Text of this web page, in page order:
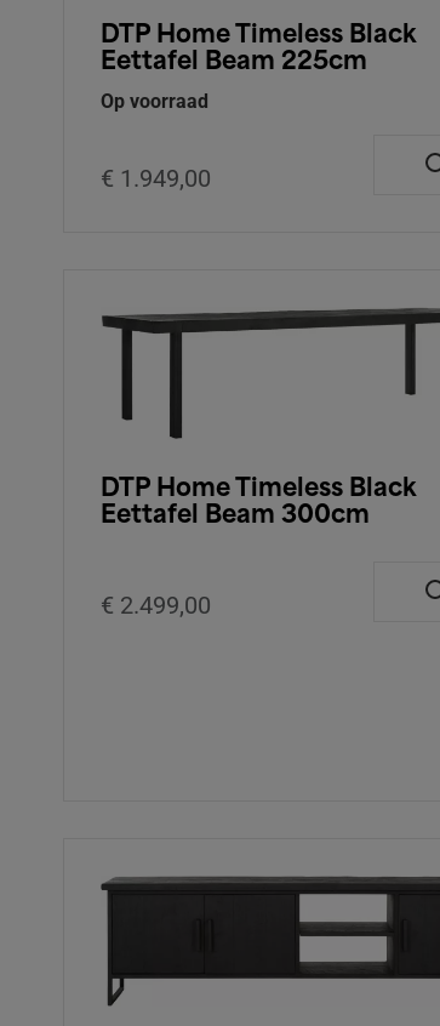
DTP Home Timeless Black
Eettafel Beam 225cm
Op voorraad
€ 1.949,00
DTP Home Timeless Black
Eettafel Beam 300cm
€ 2.499,00